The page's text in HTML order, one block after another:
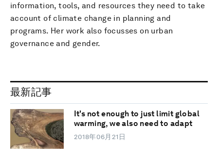
information, tools, and resources they need to take
account of climate change in planning and
programs. Her work also focusses on urban
governance and gender.
最新記事
It's not enough to just limit global
warming, we also need to adapt
2018年06月21日